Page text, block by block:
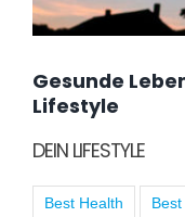
Gesunde
Lifestyle
DEIN LIFESTYLE
Best Health